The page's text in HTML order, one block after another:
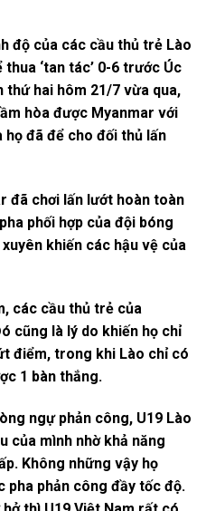
độ của các cầu thủ trẻ Lào
‘tan tác’ 0-6 trước Úc
thứ hai hôm 21/7 vừa qua,
hòa được Myanmar với
đã để cho đối thủ lấn
đã chơi lấn lướt hoàn toàn
phối hợp của đội bóng
khiến các hậu vệ của
các cầu thủ trẻ của
cũng là lý do khiến họ chỉ
điểm, trong khi Lào chỉ có
1 bàn thắng.
ngự phản công, U19 Lào
của mình nhờ khả năng
Không những vậy họ
pha phản công đầy tốc độ.